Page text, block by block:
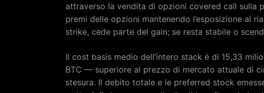
attraverso la vendita di opzioni covered call sulla
premi delle opzioni mantenendo l’esposizione al
strike, cede parte del gain; se resta stabile o
Il cost basis medio dell’intero stack è di 15,33
BTC — superiore al prezzo di mercato attuale di
stesura. Il debito totale e le preferred stock